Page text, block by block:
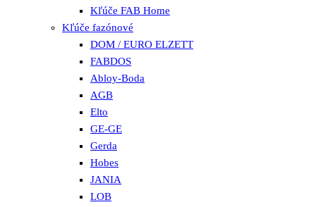
Kľúče FAB Home
Kľúče fazónové
DOM / EURO ELZETT
FABDOS
Abloy-Boda
AGB
Elto
GE-GE
Gerda
Hobes
JANIA
LOB